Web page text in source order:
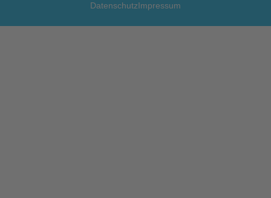
DatenschutzImpressum